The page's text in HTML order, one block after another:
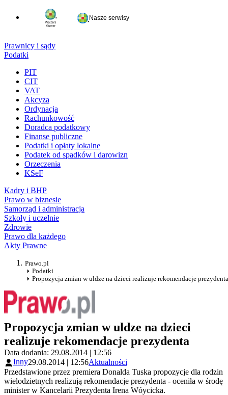
Nasze serwisy
Prawnicy i sądy
Podatki
PIT
CIT
VAT
Akcyza
Ordynacja
Rachunkowość
Doradca podatkowy
Finanse publiczne
Podatki i opłaty lokalne
Podatek od spadków i darowizn
Orzeczenia
KSeF
Kadry i BHP
Prawo w biznesie
Samorząd i administracja
Szkoły i uczelnie
Zdrowie
Prawo dla każdego
Akty Prawne
Prawo.pl
Podatki
Propozycja zmian w uldze na dzieci realizuje rekomendacje prezydenta
Propozycja zmian w uldze na dzieci
realizuje rekomendacje prezydenta
Data dodania: 29.08.2014 | 12:56
Inny29.08.2014 | 12:56Aktualności
Przedstawione przez premiera Donalda Tuska propozycje dla rodzin
wielodzietnych realizują rekomendacje prezydenta - oceniła w środę
minister w Kancelarii Prezydenta Irena Wóycicka.